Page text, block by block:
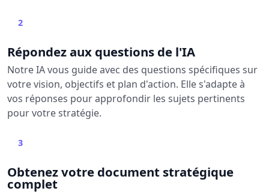
2
Répondez aux questions de l'IA
Notre IA vous guide avec des questions spécifiques sur
votre vision, objectifs et plan d'action. Elle s'adapte à
vos réponses pour approfondir les sujets pertinents
pour votre stratégie.
3
Obtenez votre document stratégique
complet